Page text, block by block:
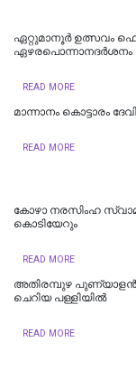
ഏറ്റുമാനൂര്‍ ഉത്സവം
ഏഴരപൊന്നാനദര്‍ശനം
READ MORE
മാന്നാനം കൊട്ടാരം
READ MORE
കോഴാ നരസിംഹ
കൊടിയേറും
READ MORE
അതിരമ്പുഴ
ചെറിയ പള്ളിയിൽ
READ MORE